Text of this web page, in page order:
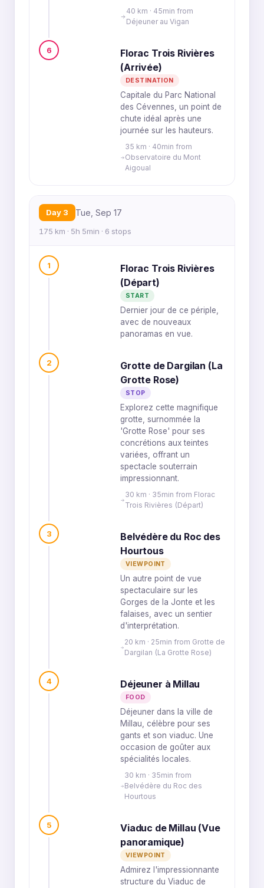
40 km · 45min from
Déjeuner au Vigan
6
Florac Trois Rivières
(Arrivée)
DESTINATION
Capitale du Parc National
des Cévennes, un point de
chute idéal après une
journée sur les hauteurs.
35 km · 40min from
Observatoire du Mont
Aigoual
Day 3 Tue, Sep 17
175 km · 5h 5min · 6 stops
1
Florac Trois Rivières
(Départ)
START
Dernier jour de ce périple,
avec de nouveaux
panoramas en vue.
2
Grotte de Dargilan (La
Grotte Rose)
STOP
Explorez cette magnifique
grotte, surnommée la
'Grotte Rose' pour ses
concrétions aux teintes
variées, offrant un
spectacle souterrain
impressionnant.
30 km · 35min from Florac
Trois Rivières (Départ)
3
Belvédère du Roc des
Hourtous
VIEWPOINT
Un autre point de vue
spectaculaire sur les
Gorges de la Jonte et les
falaises, avec un sentier
d'interprétation.
20 km · 25min from Grotte de
Dargilan (La Grotte Rose)
4 Déjeuner à Millau
FOOD
Déjeuner dans la ville de
Millau, célèbre pour ses
gants et son viaduc. Une
occasion de goûter aux
spécialités locales.
30 km · 35min from
Belvédère du Roc des
Hourtous
5
Viaduc de Millau (Vue
panoramique)
VIEWPOINT
Admirez l'impressionnante
structure du Viaduc de